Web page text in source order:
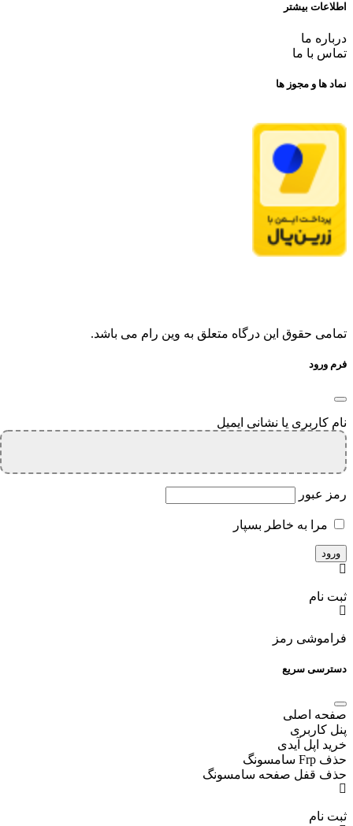
اطلاعات بیشتر
درباره ما
تماس با ما
نماد ها و مجوز ها
تمامی حقوق این درگاه متعلق به وین رام می باشد.
فرم ورود
نام کاربری یا نشانی ایمیل
رمز عبور
مرا به خاطر بسپار
ثبت نام
فراموشی رمز
دسترسی سریع
صفحه اصلی
پنل کاربری
خرید اپل آیدی
حذف Frp سامسونگ
حذف قفل صفحه سامسونگ
ثبت نام